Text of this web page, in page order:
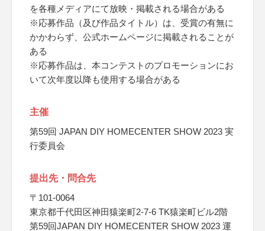
を各種メディアにて放映・掲載される場合がある
※応募作品（及び作品タイトル）は、受賞の有無に
かかわらず、公式ホームページに掲載されることが
ある
※応募作品は、本コンテストのプロモーションにお
いて次年度以降も使用する場合がある
主催
第59回 JAPAN DIY HOMECENTER SHOW 2023 実
行委員会
提出先・問合先
〒101‐0064
東京都千代田区神田猿楽町2-7-6 TK猿楽町ビル2階
第59回JAPAN DIY HOMECENTER SHOW 2023 運